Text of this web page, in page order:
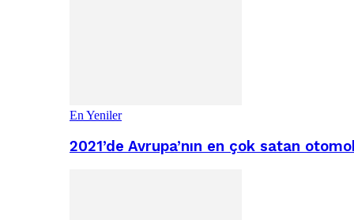
En Yeniler
2021’de Avrupa’nın en çok satan